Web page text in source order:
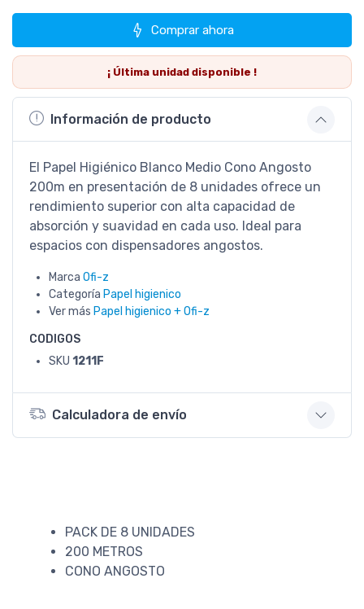
Comprar ahora
¡ Última unidad disponible !
Información de producto
El Papel Higiénico Blanco Medio Cono Angosto
200m en presentación de 8 unidades ofrece un
rendimiento superior con alta capacidad de
absorción y suavidad en cada uso. Ideal para
espacios con dispensadores angostos.
Marca Ofi-z
Categoría Papel higienico
Ver más Papel higienico + Ofi-z
CODIGOS
SKU 1211F
Calculadora de envío
PACK DE 8 UNIDADES
200 METROS
CONO ANGOSTO